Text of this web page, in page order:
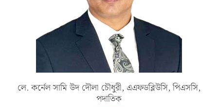
লে. কর্নেল সামি উদ দৌলা চৌধুরী, এএফডব্লিউসি, পিএসসি,
পদাতিক